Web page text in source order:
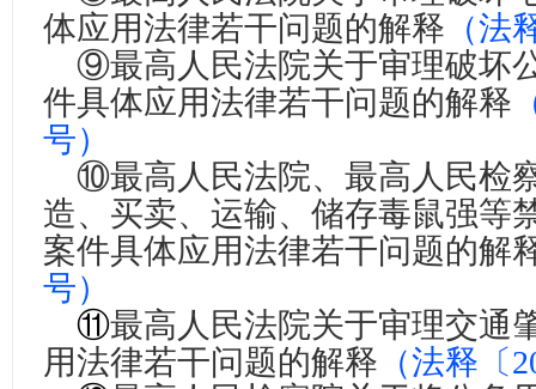
体应用法律若干问题的解释 （法
⑨最高人民法院关于审理破坏
件具体应用法律若干问题的解释
号）
⑩最高人民法院、最高人民检
造、买卖、运输、储存毒鼠强等
案件具体应用法律若干问题的解
号）
⑪最高人民法院关于审理交通
用法律若干问题的解释 （法释〔